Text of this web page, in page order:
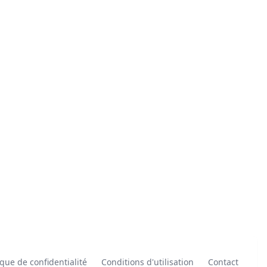
de confidentialité Conditions d'utilisation Contact